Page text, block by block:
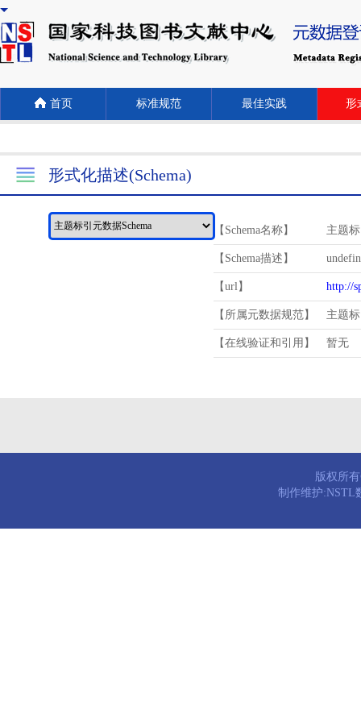
首页 标准规范 最佳实践 形
形式化描述(Schema)
【Schema名称】 主题
【Schema描述】
【url】 http://
【所属元数据规范】 主题
【在线验证和引用】 暂无
版权所
制作维护:NSTL